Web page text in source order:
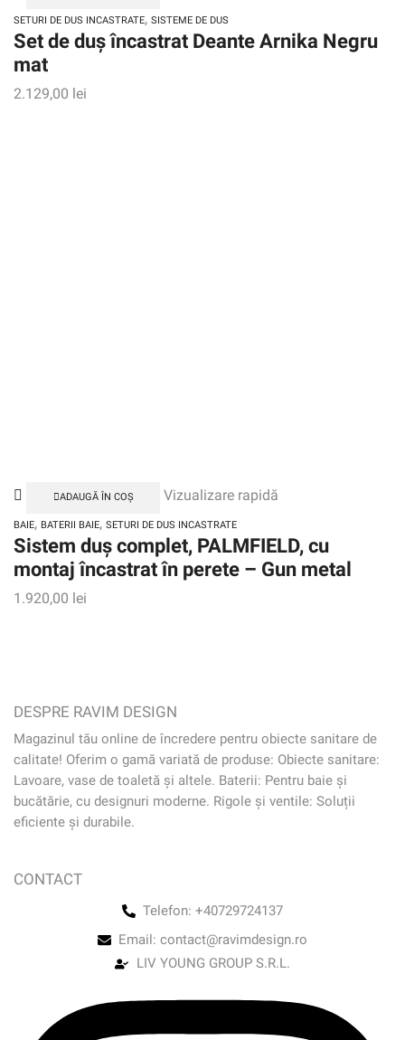
SETURI DE DUS INCASTRATE, SISTEME DE DUS
Set de duș încastrat Deante Arnika Negru
mat
2.129,00 lei
ADAUGĂ ÎN COȘ Vizualizare rapidă
BAIE, BATERII BAIE, SETURI DE DUS INCASTRATE
Sistem duș complet, PALMFIELD, cu
montaj încastrat în perete – Gun metal
1.920,00 lei
DESPRE RAVIM DESIGN
Magazinul tău online de încredere pentru obiecte sanitare de
calitate! Oferim o gamă variată de produse: Obiecte sanitare:
Lavoare, vase de toaletă și altele. Baterii: Pentru baie și
bucătărie, cu designuri moderne. Rigole și ventile: Soluții
eficiente și durabile.
CONTACT
Telefon: +40729724137
Email: contact@ravimdesign.ro
LIV YOUNG GROUP S.R.L.